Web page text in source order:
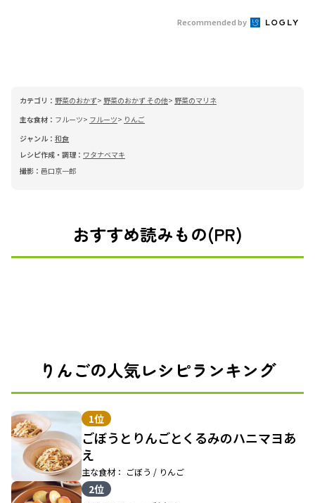
Recommended by
カテゴリ： 野菜のおかず 野菜のおかず その他
野菜のマリネ
主な食材： フルーツ フルーツ
りんご
ジャンル： 和食
レシピ作成・調理： ワタナベマキ
撮影： 邑口京一郎
おすすめ読みもの(PR)
りんごの人気レシピランキング
1位
ごぼうとりんごとくるみのハニマヨあ
え
主な食材： ごぼう / りんご
2位